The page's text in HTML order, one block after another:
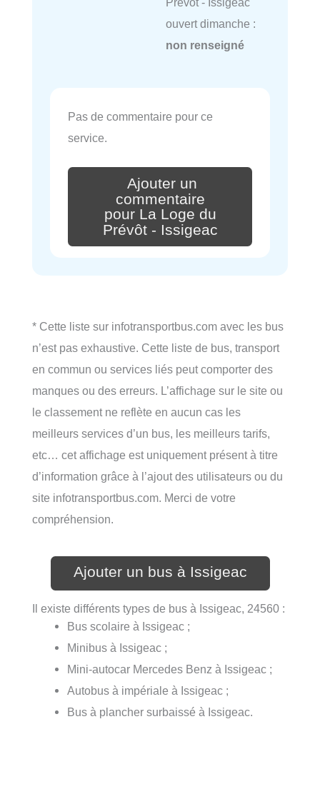
ouvert dimanche :
non renseigné
Pas de commentaire pour ce
service.
Ajouter un
commentaire
pour La Loge du
Prévôt - Issigeac
* Cette liste sur infotransportbus.com avec les bus
n’est pas exhaustive. Cette liste de bus, transport
en commun ou services liés peut comporter des
manques ou des erreurs. L’affichage sur le site ou
le classement ne reflète en aucun cas les
meilleurs services d’un bus, les meilleurs tarifs,
etc… cet affichage est uniquement présent à titre
d’information grâce à l’ajout des utilisateurs ou du
site infotransportbus.com. Merci de votre
compréhension.
Ajouter un bus à Issigeac
Il existe différents types de bus à Issigeac, 24560 :
Bus scolaire à Issigeac ;
Minibus à Issigeac ;
Mini-autocar Mercedes Benz à Issigeac ;
Autobus à impériale à Issigeac ;
Bus à plancher surbaissé à Issigeac.